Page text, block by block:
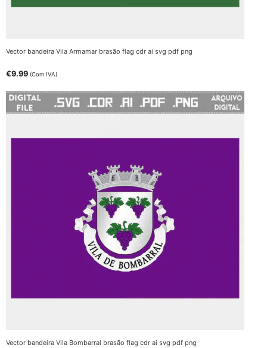
Vector bandeira Vila Armamar brasão flag cdr ai svg pdf png
€9.99 (Com IVA)
Vector bandeira Vila Bombarral brasão flag cdr ai svg pdf png